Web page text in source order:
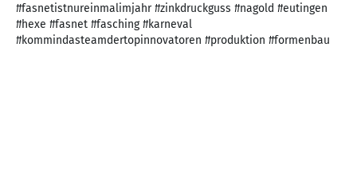
#fasnetistnureinmalimjahr #zinkdruckguss #nagold #eutingen
#hexe #fasnet #fasching #karneval
#kommindasteamdertopinnovatoren #produktion #formenbau